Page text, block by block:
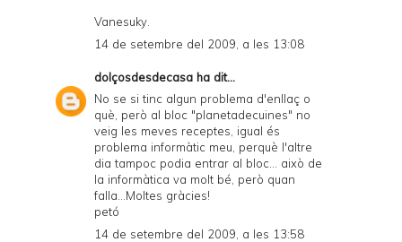
Vanesuky.
14 de setembre del 2009, a les 13:08
dolçosdesdecasa ha dit...
No se si tinc algun problema d'enllaç o
què, però al bloc "planetadecuines" no
veig les meves receptes, igual és
problema informàtic meu, perquè l'altre
dia tampoc podia entrar al bloc... això de
la informàtica va molt bé, però quan
falla...Moltes gràcies!
petó
14 de setembre del 2009, a les 13:58